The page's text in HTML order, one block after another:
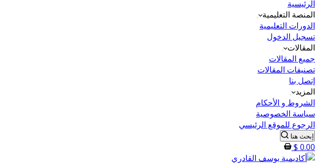
الرئيسية
المنصة التعليمية
الدورات التعليمية
تسجيل الدخول
المقالات
جميع المقالات
تصنيفات المقالات
إتصل بنا
المزيد
الشروط و الأحكام
سياسة الخصوصية
الرجوع للموقع الرئيسي
إبحث هنا
0.00
$